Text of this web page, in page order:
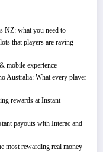
NZ: what you need to
that players are raving
mobile experience
Australia: What every player
rewards at Instant
payouts with Interac and
most rewarding real money